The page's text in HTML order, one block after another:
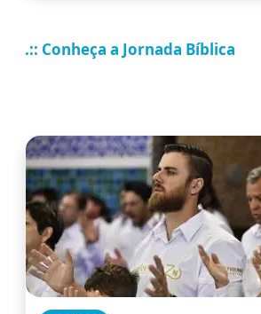
.:: Conheça a Jornada Bíblica